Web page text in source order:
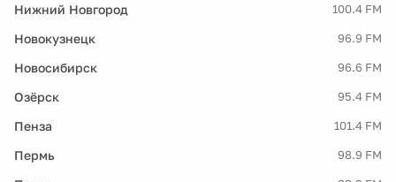
Нижний Новгород 100.4 FM
Новокузнецк 96.9 FM
Новосибирск 96.6 FM
Озёрск 95.4 FM
Пенза 101.4 FM
Пермь 98.9 FM